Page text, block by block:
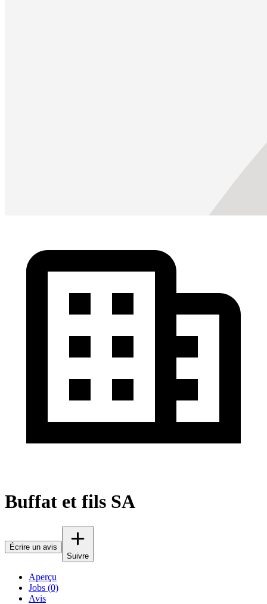
Buffat et fils SA
Écrire un avis
Suivre
Aperçu
Jobs (0)
Avis